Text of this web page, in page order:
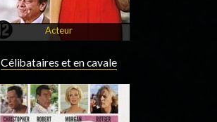
Acteur
Célibataires et en cavale